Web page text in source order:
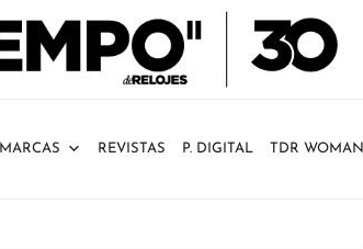
MARCAS REVISTAS P. DIGITAL TDR WOMAN